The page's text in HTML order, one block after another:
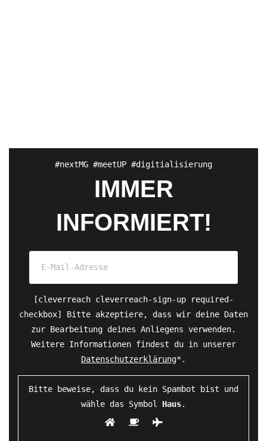
#nextMG #meetUP #digitialisierung
IMMER
INFORMIERT!
[cleverreach cleverreach-sign-up required-
checkbox] Bitte akzeptiere, dass wir deine Daten
zur Bearbeitung deines Anliegens verwenden.
Weitere Informationen findest du in unserer
Datenschutzerklärung*.
Bitte beweise, dass du kein Spambot bist und
wähle das Symbol
Haus.